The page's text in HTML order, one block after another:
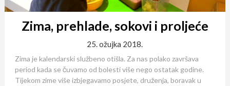
Zima, prehlade, sokovi i proljeće
25. ožujka 2018.
Zima je kalendarski službeno otišla. Za nas polako završava
period kada se čuvamo od bolesti više nego ostatak godine.
Tijekom zime više izbjegavamo posjete, druženja, boravak u